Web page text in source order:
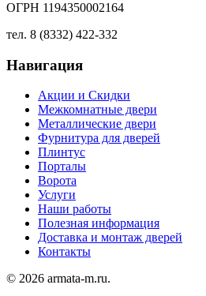
ОГРН 1194350002164
тел. 8 (8332) 422-332
Навигация
Акции и Скидки
Межкомнатные двери
Металлические двери
Фурнитура для дверей
Плинтус
Порталы
Ворота
Услуги
Наши работы
Полезная информация
Доставка и монтаж дверей
Контакты
© 2026 armata-m.ru.